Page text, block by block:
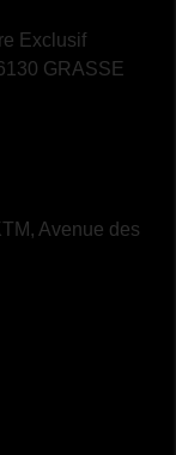
Exclusif
GRASSE
Avenue des